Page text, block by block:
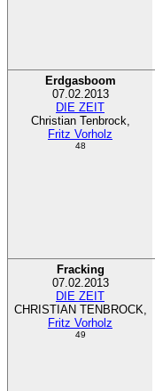
Erdgasboom
07.02.2013
DIE ZEIT
Christian Tenbrock,
Fritz Vorholz
48
Fracking
07.02.2013
DIE ZEIT
CHRISTIAN TENBROCK,
Fritz Vorholz
49